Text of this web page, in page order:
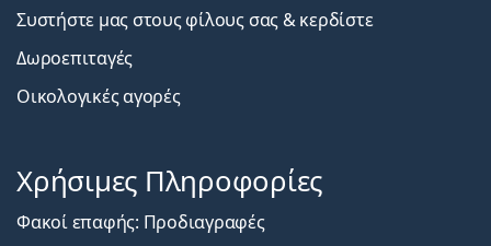
Συστήστε μας στους φίλους σας & κερδίστε
Δωροεπιταγές
Οικολογικές αγορές
Χρήσιμες Πληροφορίες
Φακοί επαφής: Προδιαγραφές